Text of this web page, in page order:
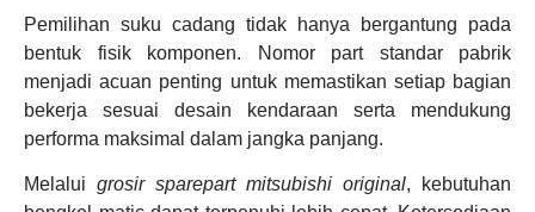
Pemilihan suku cadang tidak hanya bergantung pada
bentuk fisik komponen. Nomor part standar pabrik
menjadi acuan penting untuk memastikan setiap bagian
bekerja sesuai desain kendaraan serta mendukung
performa maksimal dalam jangka panjang.
Melalui grosir sparepart mitsubishi original, kebutuhan